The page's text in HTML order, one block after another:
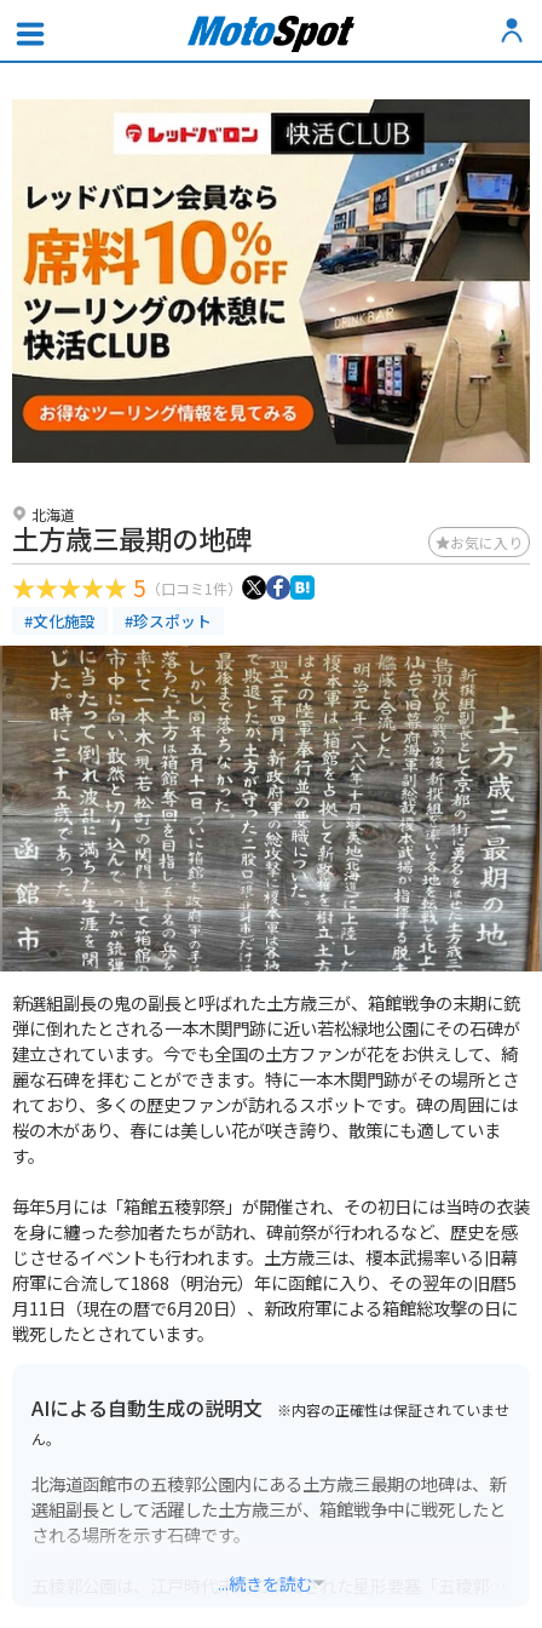
北海道
土方歳三最期の地碑 お気に入り
5 （口コミ1件）
#文化施設 #珍スポット
新選組副長の鬼の副長と呼ばれた土方歳三が、箱館戦争の末期に銃
弾に倒れたとされる一本木関門跡に近い若松緑地公園にその石碑が
建立されています。今でも全国の土方ファンが花をお供えして、綺
麗な石碑を拝むことができます。特に一本木関門跡がその場所とさ
れており、多くの歴史ファンが訪れるスポットです。碑の周囲には
桜の木があり、春には美しい花が咲き誇り、散策にも適していま
す。
毎年5月には「箱館五稜郭祭」が開催され、その初日には当時の衣装
を身に纏った参加者たちが訪れ、碑前祭が行われるなど、歴史を感
じさせるイベントも行われます。土方歳三は、榎本武揚率いる旧幕
府軍に合流して1868（明治元）年に函館に入り、その翌年の旧暦5
月11日（現在の暦で6月20日）、新政府軍による箱館総攻撃の日に
戦死したとされています。
AIによる自動生成の説明文 ※内容の正確性は保証されていませ
ん。
北海道函館市の五稜郭公園内にある土方歳三最期の地碑は、新
選組副長として活躍した土方歳三が、箱館戦争中に戦死したと
される場所を示す石碑です。
五稜郭公園は、江戸時代末期に築城された星形要塞「五稜郭」
...続きを読む